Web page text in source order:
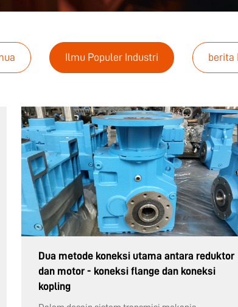
Ilmu Populer Industri berita
Dua metode koneksi utama antara reduktor
dan motor - koneksi flange dan koneksi
kopling